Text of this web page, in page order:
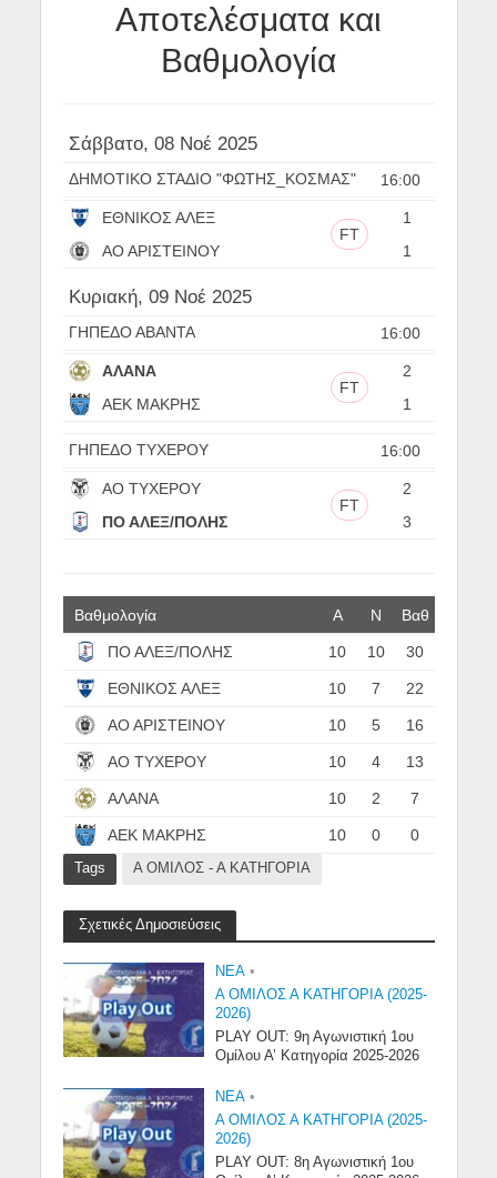
Αποτελέσματα και
Βαθμολογία
Σάββατο, 08 Νοέ 2025
16:00
ΔΗΜΟΤΙΚΟ ΣΤΑΔΙΟ "ΦΩΤΗΣ_ΚΟΣΜΑΣ"
ΕΘΝΙΚΟΣ ΑΛΕΞ
1
FT
ΑΟ ΑΡΙΣΤΕΙΝΟΥ
1
Κυριακή, 09 Νοέ 2025
16:00
ΓΗΠΕΔΟ ΑΒΑΝΤΑ
ΑΛΑΝΑ
2
FT
ΑΕΚ ΜΑΚΡΗΣ
1
16:00
ΓΗΠΕΔΟ ΤΥΧΕΡΟΥ
ΑΟ ΤΥΧΕΡΟΥ
2
FT
ΠΟ ΑΛΕΞ/ΠΟΛΗΣ
3
Βαθμολογία Α N Βαθ
ΠΟ ΑΛΕΞ/ΠΟΛΗΣ 10 10 30
ΕΘΝΙΚΟΣ ΑΛΕΞ 10 7 22
ΑΟ ΑΡΙΣΤΕΙΝΟΥ 10 5 16
ΑΟ ΤΥΧΕΡΟΥ 10 4 13
ΑΛΑΝΑ 10 2 7
ΑΕΚ ΜΑΚΡΗΣ 10 0 0
Tags Α ΟΜΙΛΟΣ - Α ΚΑΤΗΓΟΡΙΑ
Σχετικές Δημοσιεύσεις
NEA •
Α ΟΜΙΛΟΣ Α ΚΑΤΗΓΟΡΙΑ (2025-
2026)
PLAY OUT: 9η Αγωνιστική 1ου
Ομίλου Α’ Κατηγορία 2025-2026
NEA •
Α ΟΜΙΛΟΣ Α ΚΑΤΗΓΟΡΙΑ (2025-
2026)
PLAY OUT: 8η Αγωνιστική 1ου